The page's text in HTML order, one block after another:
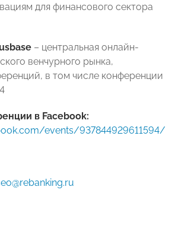
для финансового сектора
– центральная онлайн-
венчурного рынка,
в том числе конференции
в Facebook:
events/937844929611594/